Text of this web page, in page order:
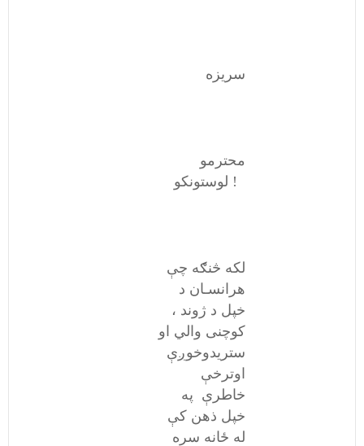
سریزه
محترمو
لوستونکو !
لکه څنګه چې
هرانسـان د
خپل د ژوند ،
کوچنی والي او
ستریدوخوږې
اوترخې
خاطرې په
خپل ذهن کې
له ځانه سره